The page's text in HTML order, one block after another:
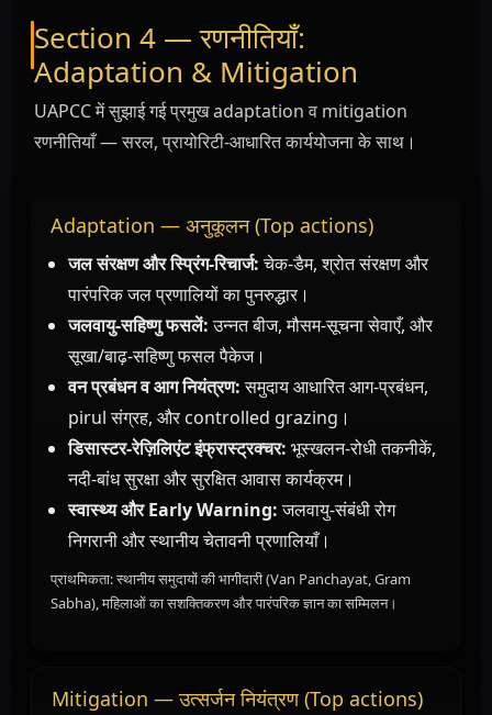
Section 4 — रणनीतियाँ:
Adaptation & Mitigation
UAPCC में सुझाई गई प्रमुख adaptation व mitigation
रणनीतियाँ — सरल, प्रायोरिटी-आधारित कार्ययोजना के साथ।
Adaptation — अनुकूलन (Top actions)
जल संरक्षण और स्प्रिंग-रिचार्ज:चेक-डैम, श्रोत संरक्षण और
पारंपरिक जल प्रणालियों का पुनरुद्धार।
जलवायु-सहिष्णु फसलें:उन्नत बीज, मौसम-सूचना सेवाएँ, और
सूखा/बाढ़-सहिष्णु फसल पैकेज।
वन प्रबंधन व आग नियंत्रण:समुदाय आधारित आग-प्रबंधन,
pirul संग्रह, और controlled grazing।
डिसास्टर-रेज़िलिएंट इंफ्रास्ट्रक्चर: भूस्खलन-रोधी तकनीकें,
नदी-बांध सुरक्षा और सुरक्षित आवास कार्यक्रम।
स्वास्थ्य और Early Warning:जलवायु-संबंधी रोग
निगरानी और स्थानीय चेतावनी प्रणालियाँ।
प्राथमिकता: स्थानीय समुदायों की भागीदारी (Van Panchayat, Gram
Sabha), महिलाओं का सशक्तिकरण और पारंपरिक ज्ञान का सम्मिलन।
Mitigation — उत्सर्जन नियंत्रण (Top actions)